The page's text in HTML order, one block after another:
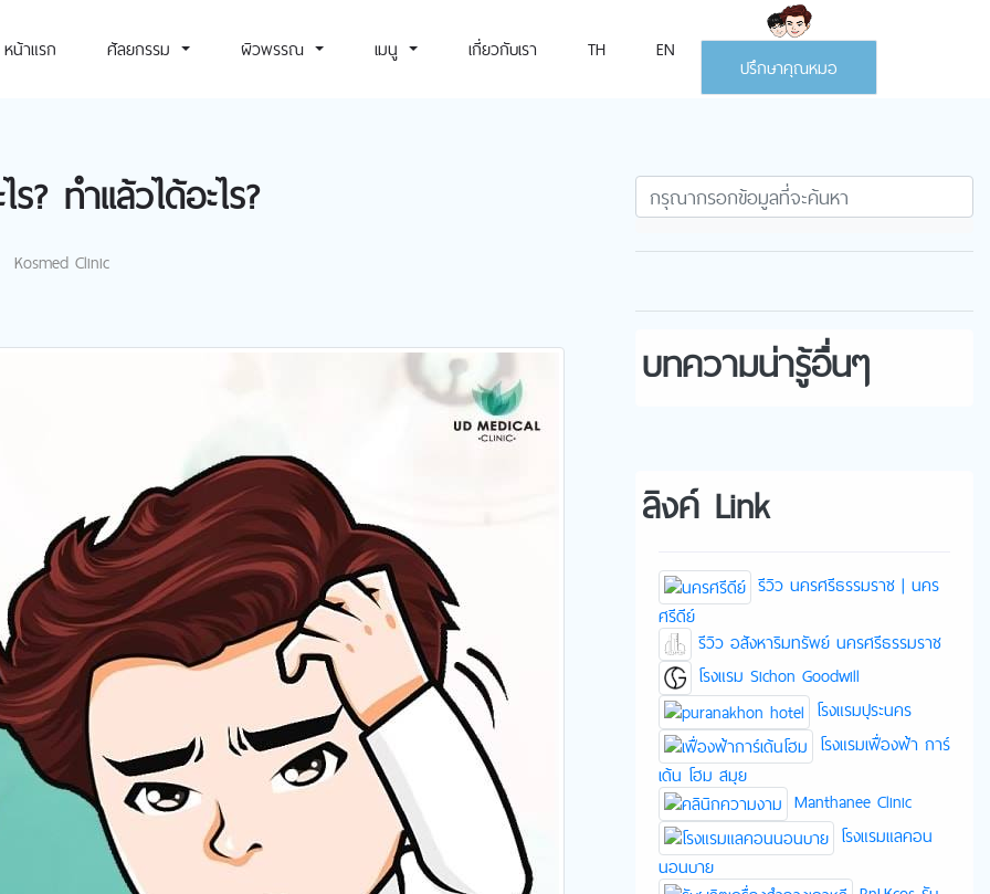
หน้าแรก ศัลยกรรม ผิวพรรณ เมนู เกี่ยวกับเรา TH EN
ปรึกษาคุณหมอ
? ทำเเล้วได้อะไร?
Kosmed Clinic
บทความน่ารู้อื่นๆ
ลิงค์ Link
รีวิว นครศรีธรรมราช | นคร
ศรีดีย์
รีวิว อสังหาริมทรัพย์ นครศรีธรรมราช
โรงแรม Sichon Goodwill
โรงแรมปุระนคร
โรงแรมเฟื่องฟ้า การ์
เด้น โฮม สมุย
Manthanee Clinic
โรงแรมแลคอน
นอนบาย